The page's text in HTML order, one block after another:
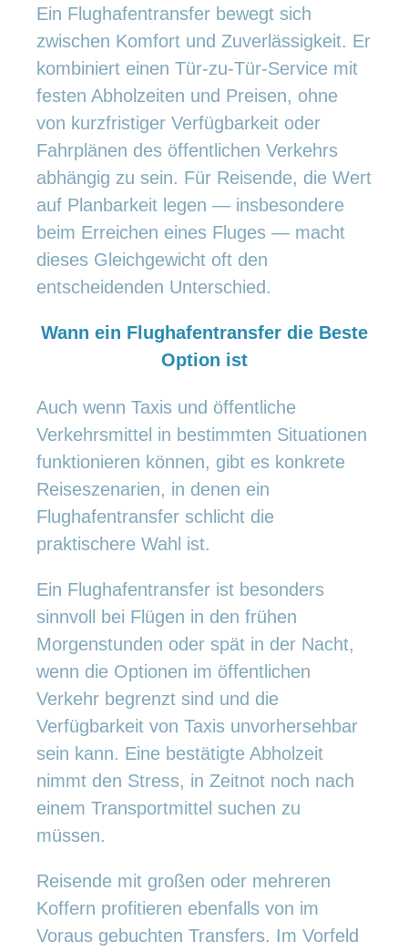
Ein Flughafentransfer bewegt sich
zwischen Komfort und Zuverlässigkeit. Er
kombiniert einen Tür-zu-Tür-Service mit
festen Abholzeiten und Preisen, ohne
von kurzfristiger Verfügbarkeit oder
Fahrplänen des öffentlichen Verkehrs
abhängig zu sein. Für Reisende, die Wert
auf Planbarkeit legen — insbesondere
beim Erreichen eines Fluges — macht
dieses Gleichgewicht oft den
entscheidenden Unterschied.
Wann ein Flughafentransfer die Beste
Option ist
Auch wenn Taxis und öffentliche
Verkehrsmittel in bestimmten Situationen
funktionieren können, gibt es konkrete
Reiseszenarien, in denen ein
Flughafentransfer schlicht die
praktischere Wahl ist.
Ein Flughafentransfer ist besonders
sinnvoll bei Flügen in den frühen
Morgenstunden oder spät in der Nacht,
wenn die Optionen im öffentlichen
Verkehr begrenzt sind und die
Verfügbarkeit von Taxis unvorhersehbar
sein kann. Eine bestätigte Abholzeit
nimmt den Stress, in Zeitnot noch nach
einem Transportmittel suchen zu
müssen.
Reisende mit großen oder mehreren
Koffern profitieren ebenfalls von im
Voraus gebuchten Transfers. Im Vorfeld